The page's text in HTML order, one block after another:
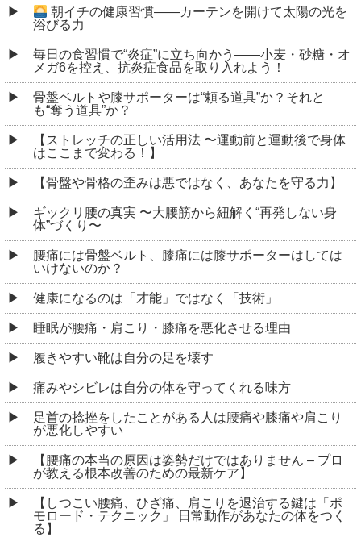
朝イチの健康習慣――カーテンを開けて太陽の光を
浴びる力
毎日の食習慣で“炎症”に立ち向かう――小麦・砂糖・オ
メガ6を控え、抗炎症食品を取り入れよう！
骨盤ベルトや膝サポーターは“頼る道具”か？それと
も“奪う道具”か？
【ストレッチの正しい活用法 〜運動前と運動後で身体
はここまで変わる！】
【骨盤や骨格の歪みは悪ではなく、あなたを守る力】
ギックリ腰の真実 〜大腰筋から紐解く“再発しない身
体”づくり〜
腰痛には骨盤ベルト、膝痛には膝サポーターはしては
いけないのか？
健康になるのは「才能」ではなく「技術」
睡眠が腰痛・肩こり・膝痛を悪化させる理由
履きやすい靴は自分の足を壊す
痛みやシビレは自分の体を守ってくれる味方
足首の捻挫をしたことがある人は腰痛や膝痛や肩こり
が悪化しやすい
【腰痛の本当の原因は姿勢だけではありません – プロ
が教える根本改善のための最新ケア】
【しつこい腰痛、ひざ痛、肩こりを退治する鍵は「ポ
モロード・テクニック」 日常動作があなたの体をつく
る】